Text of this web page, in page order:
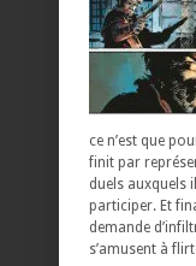
ce n’est que
finit par
duels auxquels
participer. Et
demande
s’amusent à